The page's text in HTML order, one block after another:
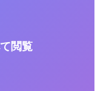
閲覧